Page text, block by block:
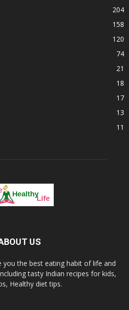
204
158
120
74
21
18
17
13
11
US
you the best eating habit of life and
tasty Indian recipes for kids,
Healthy diet tips.